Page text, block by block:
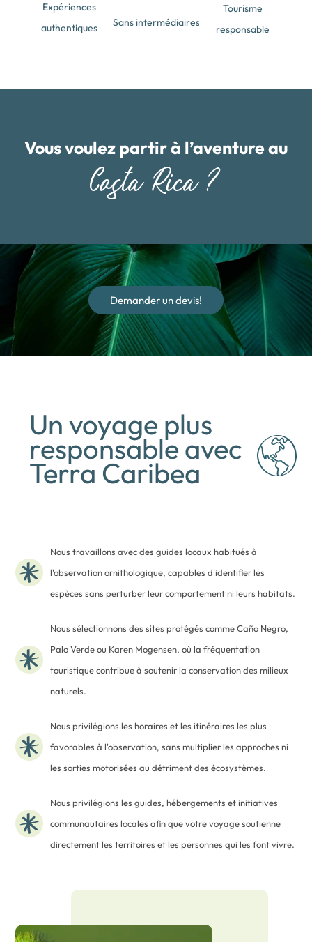
Expériences
authentiques
Sans intermédiaires
Tourisme
responsable
Vous voulez partir à l’aventure au
Costa Rica ?
Demander un devis!
Un voyage plus
responsable avec
Terra Caribea
Nous travaillons avec des guides locaux habitués à
l'observation ornithologique, capables d'identifier les
espèces sans perturber leur comportement ni leurs habitats.
Nous sélectionnons des sites protégés comme Caño Negro,
Palo Verde ou Karen Mogensen, où la fréquentation
touristique contribue à soutenir la conservation des milieux
naturels.
Nous privilégions les horaires et les itinéraires les plus
favorables à l'observation, sans multiplier les approches ni
les sorties motorisées au détriment des écosystèmes.
Nous privilégions les guides, hébergements et initiatives
communautaires locales afin que votre voyage soutienne
directement les territoires et les personnes qui les font vivre.